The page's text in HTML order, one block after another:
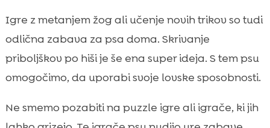
Igre z metanjem žog ali učenje novih trikov so tudi
odlična zabava za psa doma. Skrivanje
priboljškov po hiši je še ena super ideja. S tem psu
omogočimo, da uporabi svoje lovske sposobnosti.
Ne smemo pozabiti na puzzle igre ali igrače, ki jih